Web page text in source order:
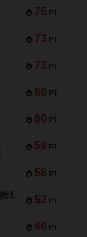
75 PT
73 PT
73 PT
66 PT
60 PT
59 PT
58 PT
52 PT
Bitter End ブタペスト救出作戦
46 PT